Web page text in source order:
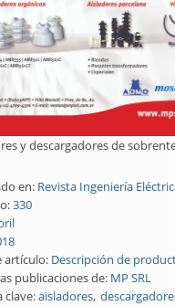
y descargadores de
en: Revista Ingeniería
330
artículo: Descripción de
publicaciones de: MP SRL
clave:aisladores